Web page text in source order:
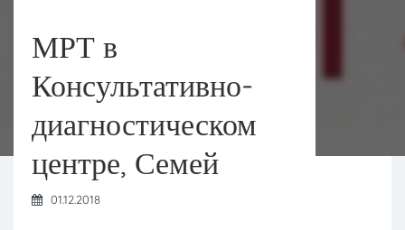
МРТ в
Консультативно-
диагностическом
центре, Семей
01.12.2018